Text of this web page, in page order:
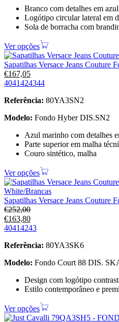
Branco com detalhes em
Logótipo circular lateral em
Sola de borracha com
Ver opções
Sapatilhas Versace Jeans Couture
€167,05
4041424344
Referência: 80YA3SN2
Modelo: Fondo Hyber DIS.SN2
Azul marinho com detalhes
Parte superior em malha
Couro sintético, malha
Ver opções
Sapatilhas Versace Jeans Couture
€252,00
€163,80
40414243
Referência: 80YA3SK6
Modelo: Fondo Court 88 DIS.
Design com logótipo
Estilo contemporâneo e
Ver opções